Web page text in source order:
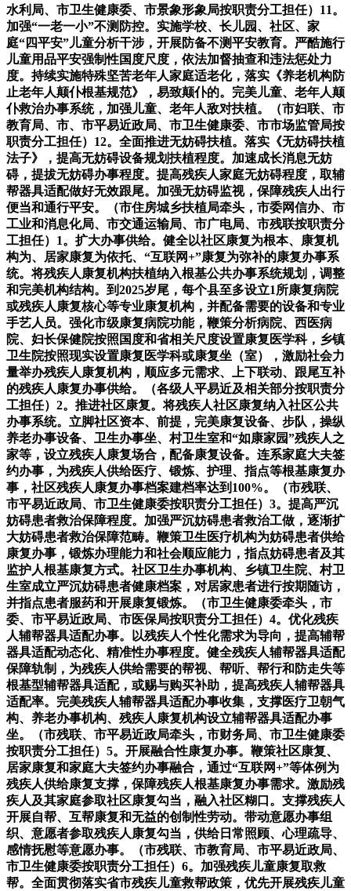
水利局、市卫生健康委、市景象形象局按职责分工担任）11。
加强“一老一小”不测防控。实施学校、长儿园、社区、家
庭“四平安”儿童分析干涉，开展防备不测平安教育。严酷施行
儿童用品平安强制性国度尺度，依法加督抽查和违法惩处力
度。持续实施特殊坚苦老年人家庭适老化，落实《养老机构防
止老年人颠仆根基规范》，易致颠仆的。完美儿童、老年人颠
仆救治办事系统，加强儿童、老年人敌对扶植。（市妇联、市
教育局、市、市平易近政局、市卫生健康委、市市场监管局按
职责分工担任）12。全面推进无妨碍扶植。落实《无妨碍扶植
法子》，提高无妨碍设备规划扶植程度。加速成长消息无妨
碍，提拔无妨碍办事程度。提高残疾人家庭无妨碍程度，取辅
帮器具适配做好无效跟尾。加强无妨碍监视，保障残疾人出行
便当和通行平安。（市住房城乡扶植局牵头，市委网信办、市
工业和消息化局、市交通运输局、市广电局、市残联按职责分
工担任）1。扩大办事供给。健全以社区康复为根本、康复机
构为、居家康复为依托、“互联网+”康复为弥补的康复办事系
统。将残疾人康复机构扶植纳入根基公共办事系统规划，调整
和完美机构结构。到2025岁尾，每个县至多设立1所康复病院
或残疾人康复核心等专业康复机构，并配备需要的设备和专业
手艺人员。强化市级康复病院功能，鞭策分析病院、西医病
院、妇长保健院按照国度和省相关尺度设置康复医学科，乡镇
卫生院按照现实设置康复医学科或康复坐（室），激励社会力
量举办残疾人康复机构，顺应多元需求、上下联动、跟尾互补
的残疾人康复办事供给。（各级人平易近及相关部分按职责分
工担任）2。推进社区康复。将残疾人社区康复纳入社区公共
办事系统。立脚社区资本、前提，完美康复设备、步队，操纵
养老办事设备、卫生办事坐、村卫生室和“如康家园”残疾人之
家等，设立残疾人康复场合，配备康复设备。连系家庭大夫签
约办事，为残疾人供给医疗、锻炼、护理、指点等根基康复办
事，社区残疾人康复办事档案建档率达到100%。（市残联、
市平易近政局、市卫生健康委按职责分工担任）3。提高严沉
妨碍患者救治保障程度。加强严沉妨碍患者救治工做，逐渐扩
大妨碍患者救治保障范畴。鞭策卫生医疗机构为妨碍患者供给
康复办事，锻炼办理能力和社会顺应能力，指点妨碍患者及其
监护人根基康复方式。社区卫生办事机构、乡镇卫生院、村卫
生室成立严沉妨碍患者健康档案，对居家患者进行按期随访，
并指点患者服药和开展康复锻炼。（市卫生健康委牵头，市
委、市平易近政局、市医保局按职责分工担任）4。优化残疾
人辅帮器具适配办事。以残疾人个性化需求为导向，提高辅帮
器具适配动态化、精准性办事程度。健全残疾人辅帮器具适配
保障轨制，为残疾人供给需要的帮视、帮听、帮行和防走失等
根基型辅帮器具适配，或赐与购买补助，提高残疾人辅帮器具
适配率。完美残疾人辅帮器具适配办事收集，支撑医疗卫朝气
构、养老办事机构、残疾人康复机构设立辅帮器具适配办事
坐。（市残联、市平易近政局牵头，市财务局、市卫生健康委
按职责分工担任）5。开展融合性康复办事。鞭策社区康复、
居家康复和家庭大夫签约办事融合，通过“互联网+”等体例为
残疾人供给康复支撑，保障残疾人根基康复办事需求。激励残
疾人及其家庭参取社区康复勾当，融入社区糊口。支撑残疾人
开展自帮、互帮康复和无益的创制性劳动。带动意愿办事组
织、意愿者参取残疾人康复勾当，供给日常照顾、心理疏导、
感情抚慰等意愿办事。（市残联、市教育局、市平易近政局、
市卫生健康委按职责分工担任）6。加强残疾儿童康复取救
帮。全面贯彻落实省市残疾儿童救帮政策，优先开展残疾儿童